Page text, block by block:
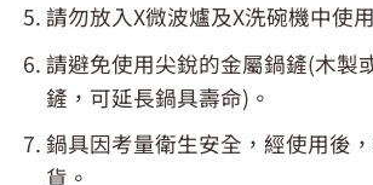
請勿放入X微波爐及X洗碗機中使
請避免使用尖銳的金屬鍋鏟(木製
鏟，可延長鍋具壽命)。
鍋具因考量衛生安全，經使用後
貨。